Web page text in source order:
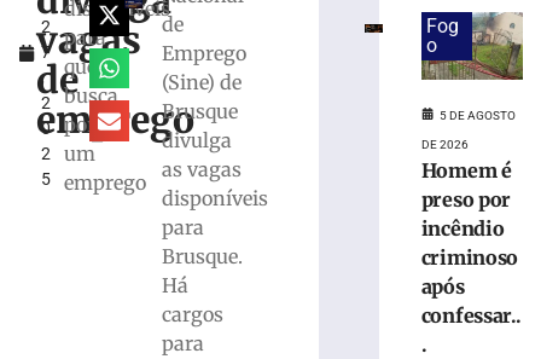
2
7
,
2
0
2
5
vagas
de
emprego
disponíveis
para
quem
busca
por
um
emprego
de
Emprego
(Sine) de
Brusque
divulga
as vagas
disponíveis
para
Brusque.
Há
cargos
para
mais
milhões
Fog
o
5 DE AGOSTO
DE 2026
Homem é
preso por
incêndio
criminoso
após
confessar..
.